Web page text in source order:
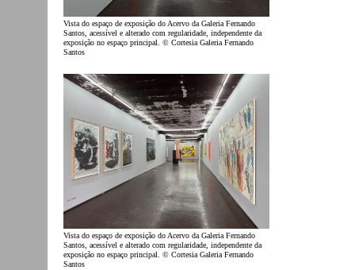
Vista do espaço de exposição do Acervo da Galeria Fernando
Santos, acessível e alterado com regularidade, independente da
exposição no espaço principal. © Cortesia Galeria Fernando
Santos
Vista do espaço de exposição do Acervo da Galeria Fernando
Santos, acessível e alterado com regularidade, independente da
exposição no espaço principal. © Cortesia Galeria Fernando
Santos